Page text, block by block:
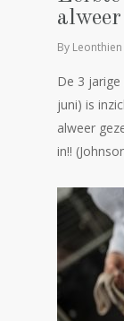
By
De 3
juni) is
alweer
in!!